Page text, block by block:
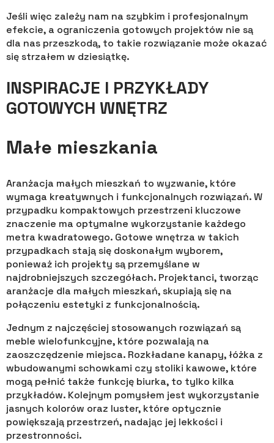
Jeśli więc zależy nam na szybkim i profesjonalnym
efekcie, a ograniczenia gotowych projektów nie są
dla nas przeszkodą, to takie rozwiązanie może okazać
się strzałem w dziesiątkę.
INSPIRACJE I PRZYKŁADY
GOTOWYCH WNĘTRZ
Małe mieszkania
Aranżacja małych mieszkań to wyzwanie, które
wymaga kreatywnych i funkcjonalnych rozwiązań. W
przypadku kompaktowych przestrzeni kluczowe
znaczenie ma optymalne wykorzystanie każdego
metra kwadratowego. Gotowe wnętrza w takich
przypadkach stają się doskonałym wyborem,
ponieważ ich projekty są przemyślane w
najdrobniejszych szczegółach. Projektanci, tworząc
aranżacje dla małych mieszkań, skupiają się na
połączeniu estetyki z funkcjonalnością.
Jednym z najczęściej stosowanych rozwiązań są
meble wielofunkcyjne, które pozwalają na
zaoszczędzenie miejsca. Rozkładane kanapy, łóżka z
wbudowanymi schowkami czy stoliki kawowe, które
mogą pełnić także funkcję biurka, to tylko kilka
przykładów. Kolejnym pomysłem jest wykorzystanie
jasnych kolorów oraz luster, które optycznie
powiększają przestrzeń, nadając jej lekkości i
przestronności.